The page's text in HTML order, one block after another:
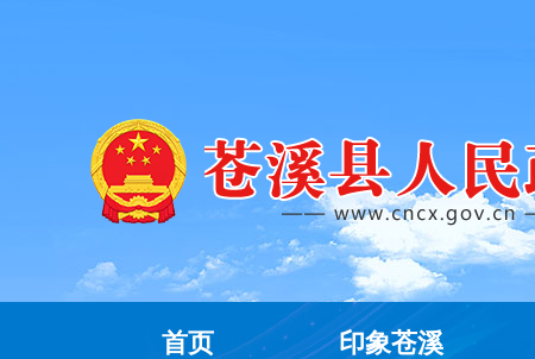
首页 印象苍溪